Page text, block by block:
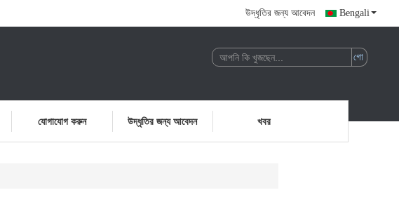
উদ্ধৃতির জন্য আবেদন Bengali
যোগাযোগ করুন উদ্ধৃতির জন্য আবেদন খবর